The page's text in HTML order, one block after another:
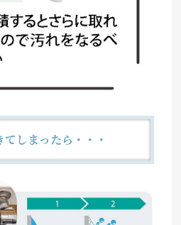
しまったら・・・